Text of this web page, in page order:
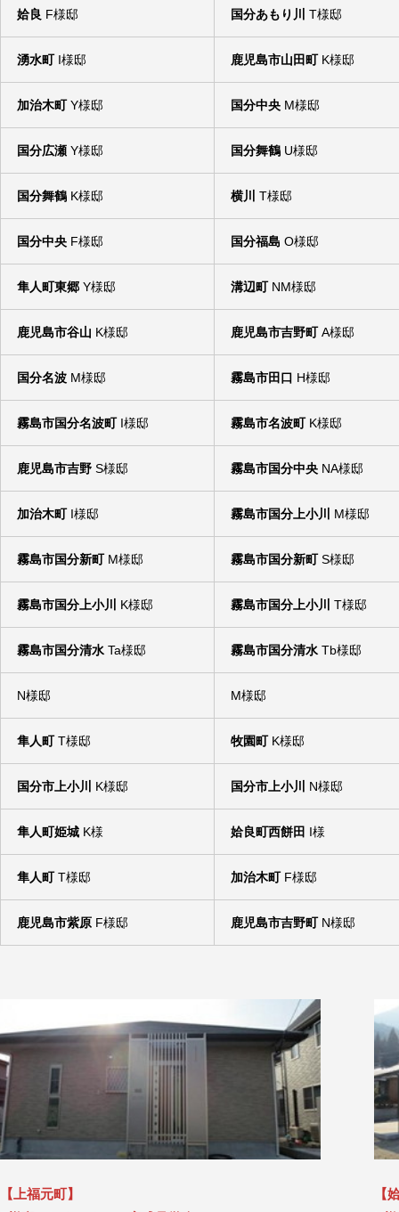
姶良 F様邸 国分あもり川 T様邸
湧水町I様邸 鹿児島市山田町K様邸
加治木町Y様邸 国分中央 M様邸
国分広瀬 Y様邸 国分舞鶴 U様邸
国分舞鶴 K様邸 横川 T様邸
国分中央 F様邸 国分福島 O様邸
隼人町東郷 Y様邸 溝辺町NM様邸
鹿児島市谷山 K様邸 鹿児島市吉野町A様邸
国分名波 M様邸 霧島市田口 H様邸
霧島市国分名波町I様邸 霧島市名波町K様邸
鹿児島市吉野 S様邸 霧島市国分中央 NA様邸
加治木町I様邸 霧島市国分上小川 M様邸
霧島市国分新町M様邸 霧島市国分新町S様邸
霧島市国分上小川 K様邸 霧島市国分上小川 T様邸
霧島市国分清水 Ta様邸 霧島市国分清水 Tb様邸
N様邸 M様邸
隼人町T様邸 牧園町K様邸
国分市上小川 K様邸 国分市上小川 N様邸
隼人町姫城 K様 姶良町西餅田 I様
隼人町T様邸 加治木町F様邸
鹿児島市紫原 F様邸 鹿児島市吉野町N様邸
【上福元町】
【